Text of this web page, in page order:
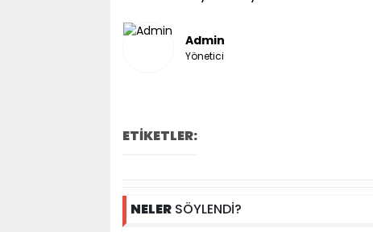
Admin
Yönetici
ETİKETLER:
NELERSÖYLENDİ?